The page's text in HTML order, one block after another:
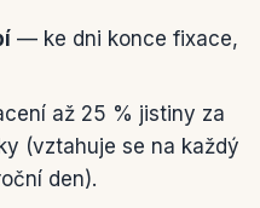
— ke dni konce fixace,
až 25 % jistiny za
(vztahuje se na každý
den).